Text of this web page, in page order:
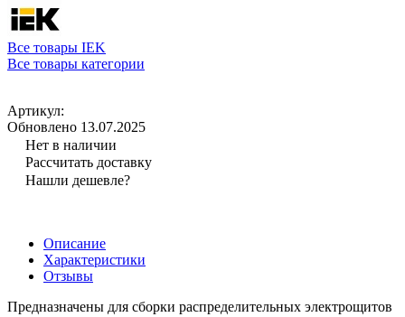
Все товары IEK
Все товары категории
Артикул:
Обновлено 13.07.2025
Нет в наличии
Рассчитать доставку
Нашли дешевле?
Описание
Характеристики
Отзывы
Предназначены для сборки распределительных электрощитов